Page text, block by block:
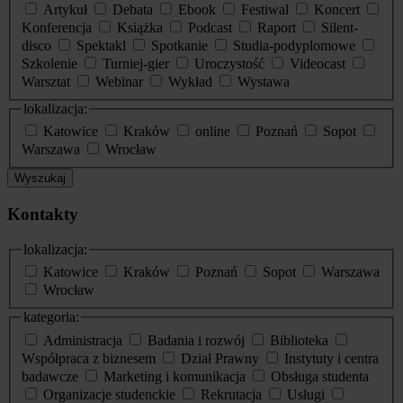
Artykuł
Debata Ebook Festiwal
Koncert
Konferencja
Książka Podcast Raport
Silent-
disco
Spektakl Spotkanie
Studia-podyplomowe
Szkolenie
Turniej-gier Uroczystość
Videocast
Warsztat
Webinar Wykład
Wystawa
lokalizacja:
Katowice
Kraków online Poznań
Sopot
Warszawa
Wrocław
Wyszukaj
Kontakty
lokalizacja:
Katowice
Kraków Poznań Sopot
Warszawa
Wrocław
kategoria:
Administracja
Badania i rozwój
Biblioteka
Współpraca z biznesem
Dział Prawny
Instytuty i centra
badawcze
Marketing i komunikacja
Obsługa studenta
Organizacje studenckie
Rekrutacja
Usługi